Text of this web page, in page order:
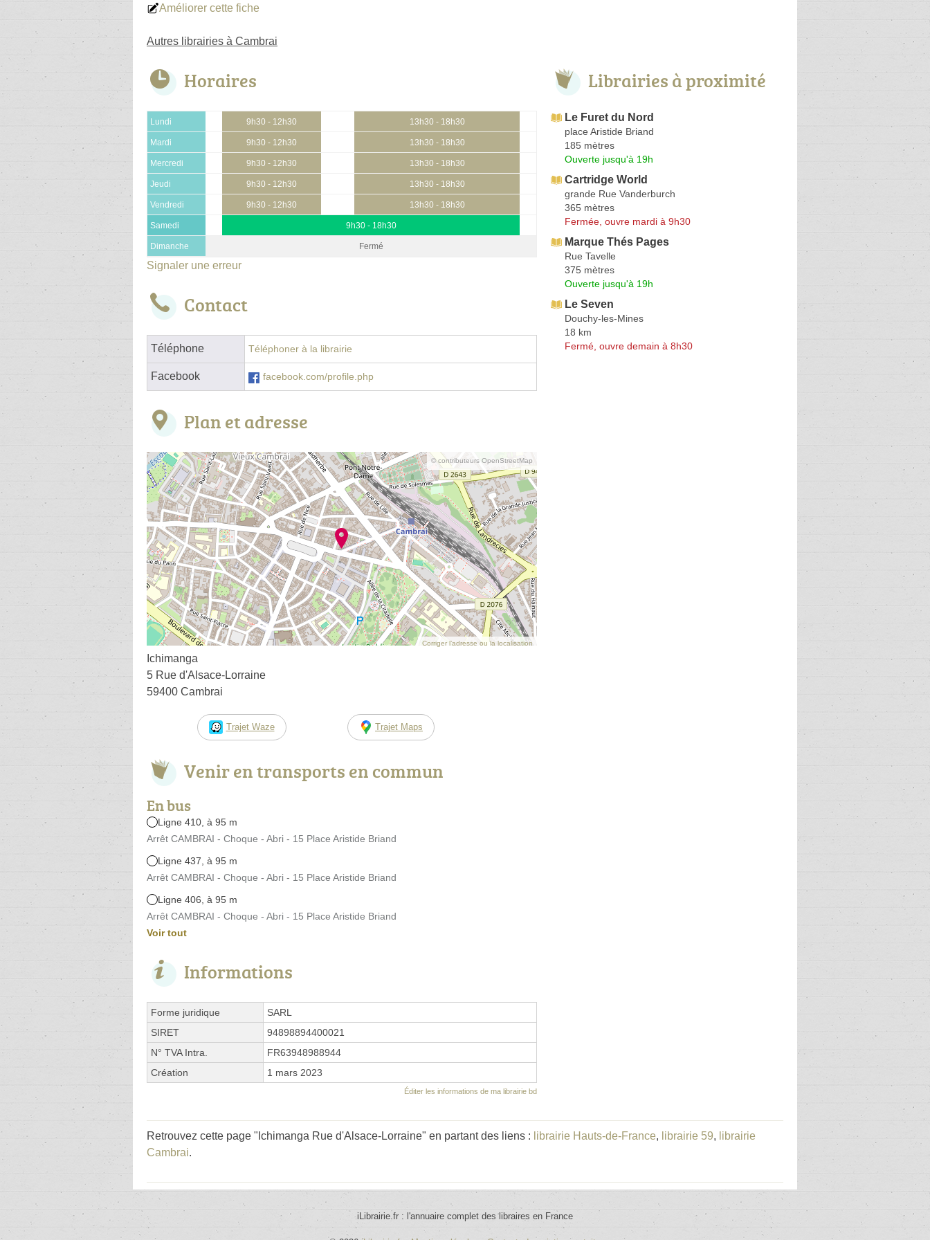
Améliorer cette fiche
Autres librairies à Cambrai
Horaires
Lundi 9h30 - 12h30 13h30 - 18h30
Mardi 9h30 - 12h30 13h30 - 18h30
Mercredi 9h30 - 12h30 13h30 - 18h30
Jeudi 9h30 - 12h30 13h30 - 18h30
Vendredi 9h30 - 12h30 13h30 - 18h30
Samedi 9h30 - 18h30
Dimanche Fermé
Signaler une erreur
Contact
Téléphone Téléphoner à la librairie
Facebook facebook.com/profile.php
Plan et adresse
© contributeurs OpenStreetMap
Corriger l’adresse ou la localisation
Ichimanga
5 Rue d'Alsace-Lorraine
59400 Cambrai
Trajet Waze Trajet Maps
Venir en transports en commun
En bus
Ligne 410, à 95 m
Arrêt CAMBRAI - Choque - Abri - 15 Place Aristide Briand
Ligne 437, à 95 m
Arrêt CAMBRAI - Choque - Abri - 15 Place Aristide Briand
Ligne 406, à 95 m
Arrêt CAMBRAI - Choque - Abri - 15 Place Aristide Briand
Voir tout
Informations
Forme juridique
SARL
SIRET
94898894400021
N° TVA Intra.
FR63948988944
Création
1 mars 2023
Éditer les informations de ma librairie bd
Librairies à proximité
Le Furet du Nord
place Aristide Briand
185 mètres
Ouverte jusqu'à 19h
Cartridge World
grande Rue Vanderburch
365 mètres
Fermée, ouvre mardi à 9h30
Marque Thés Pages
Rue Tavelle
375 mètres
Ouverte jusqu'à 19h
Le Seven
Douchy-les-Mines
18 km
Fermé, ouvre demain à 8h30
Retrouvez cette page "Ichimanga Rue d'Alsace-Lorraine" en partant des liens : librairie Hauts-de-France, librairie 59, librairie
Cambrai.
iLibrairie.fr : l'annuaire complet des libraires en France